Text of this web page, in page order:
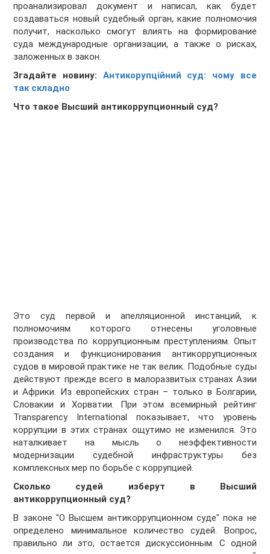
проанализировал документ и написал, как будет
создаваться новый судебный орган, какие полномочия
получит, насколько смогут влиять на формирование
суда международные организации, а также о рисках,
заложенных в закон.
Згадайте новину: Антикорупційний суд: чому все
так складно
Что такое Высший антикоррупционный суд?
Это суд первой и апелляционной инстанций, к
полномочиям которого отнесены уголовные
производства по коррупционным преступлениям. Опыт
создания и функционирования антикоррупционных
судов в мировой практике не так велик. Подобные суды
действуют прежде всего в малоразвитых странах Азии
и Африки. Из европейских стран – только в Болгарии,
Словакии и Хорватии. При этом всемирный рейтинг
Transparency International показывает, что уровень
коррупции в этих странах ощутимо не изменился. Это
наталкивает на мысль о неэффективности
модернизации судебной инфраструктуры без
комплексных мер по борьбе с коррупцией.
Сколько судей изберут в Высший
антикоррупционный суд?
В законе "О Высшем антикоррупционном суде" пока не
определено минимальное количество судей. Вопрос,
правильно ли это, остается дискуссионным. С одной